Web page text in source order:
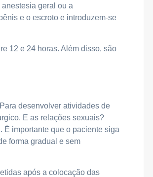
geral ou a
e o escroto e introduzem-se
12 e 24 horas. Além disso, são
desenvolver atividades de
E as relações sexuais?
É importante que o paciente siga
forma gradual e sem
após a colocação das